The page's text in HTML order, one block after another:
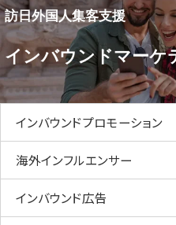
訪
イ
マ
訪日外国人集客支援
インバウンドマーケ
インバウンドプロモーション
海外インフルエンサー
インバウンド広告